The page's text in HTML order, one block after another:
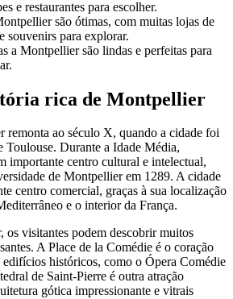
e restaurantes para escolher.
são ótimas, com muitas lojas de
souvenirs para explorar.
a Montpellier são lindas e perfeitas para
rica de Montpellier
remonta ao século X, quando a cidade foi
Toulouse. Durante a Idade Média,
importante centro cultural e intelectual,
de Montpellier em 1289. A cidade
centro comercial, graças à sua localização
e o interior da França.
visitantes podem descobrir muitos
A Place de la Comédie é o coração
edifícios históricos, como o Ópera Comédie
de Saint-Pierre é outra atração
gótica impressionante e vitrais